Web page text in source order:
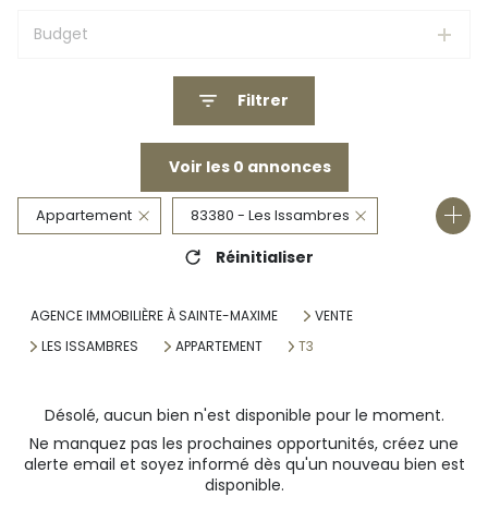
Budget
Filtrer
Voir les 0 annonces
Appartement 83380 - Les Issambres
Réinitialiser
AGENCE IMMOBILIÈRE À SAINTE-MAXIME
VENTE
LES ISSAMBRES
APPARTEMENT T3
Désolé, aucun bien n'est disponible pour le moment.
Ne manquez pas les prochaines opportunités, créez une
alerte email et soyez informé dès qu'un nouveau bien est
disponible.